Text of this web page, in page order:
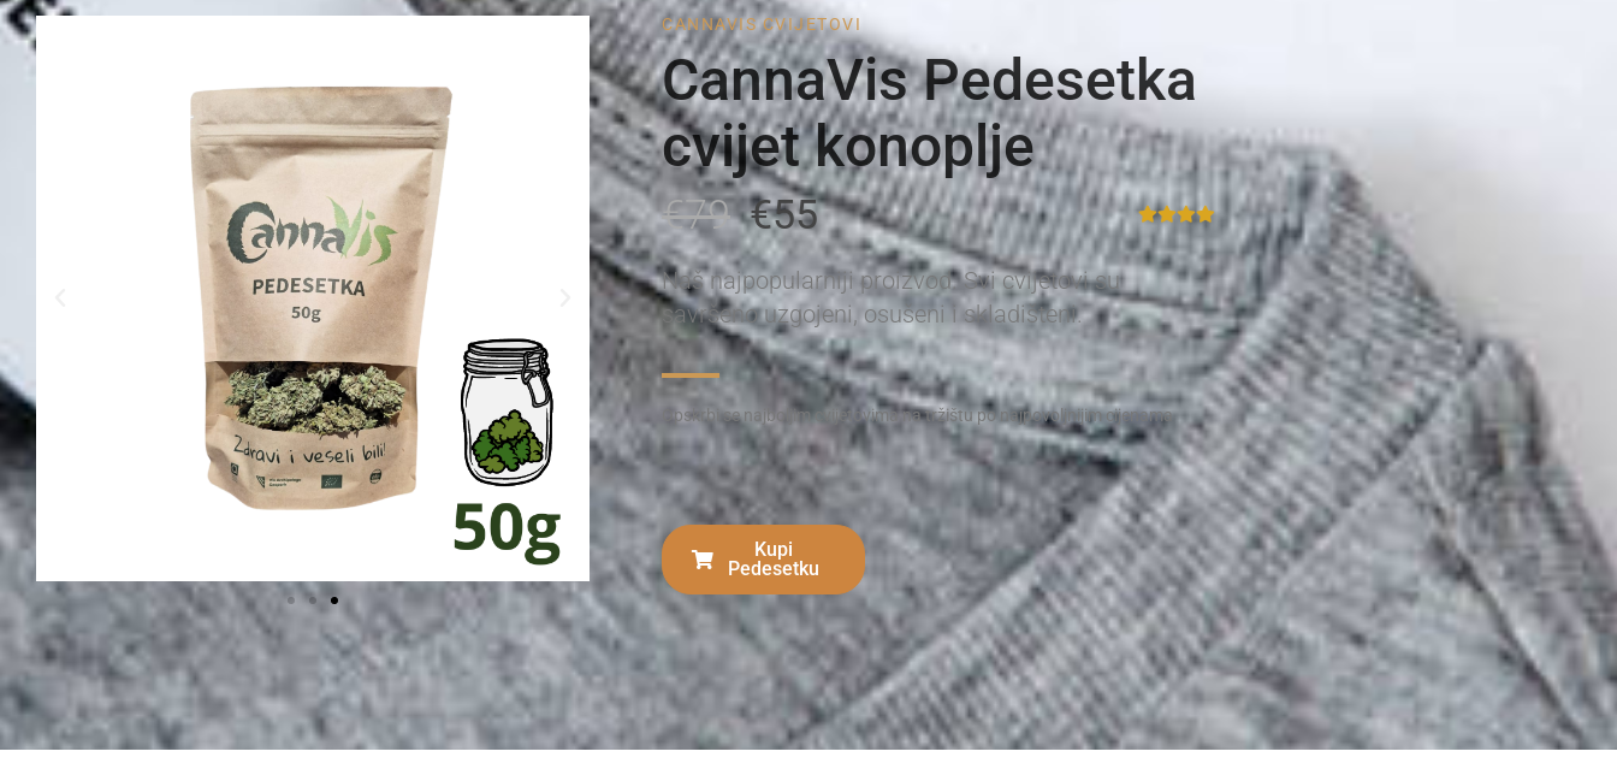
CANNAVIS CVIJETOVI
CannaVis Pedesetka
cvijet konoplje
€79 €55
Naš najpopularniji proizvod. Svi cvijetovi su
savršeno uzgojeni, osušeni i skladišteni.
Opskrbi se najboljim cvijetovima na tržištu po najpovoljnijim cijenama
Kupi
Pedesetku